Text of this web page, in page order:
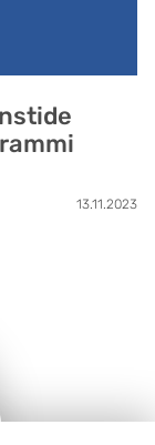
13.11.2023